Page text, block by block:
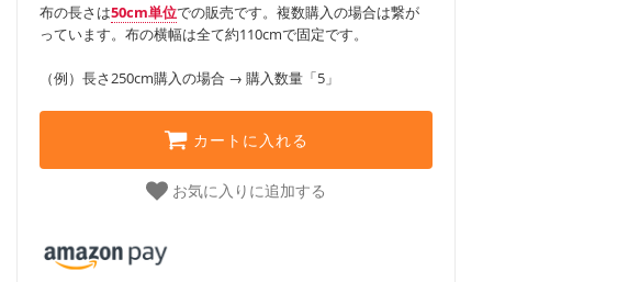
布の長さは50cm単位での販売です。複数購入の場合は繋が
っています。布の横幅は全て約110cmで固定です。
（例）長さ250cm購入の場合 → 購入数量「5」
カートに入れる
お気に入りに追加する